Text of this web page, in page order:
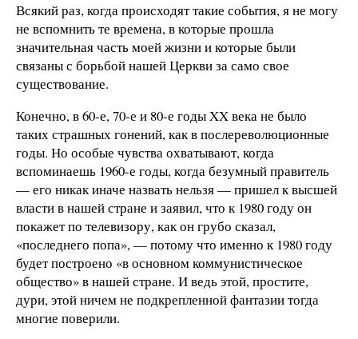
Всякий раз, когда происходят такие события, я не могу
не вспомнить те времена, в которые прошла
значительная часть моей жизни и которые были
связаны с борьбой нашей Церкви за само свое
существование.
Конечно, в 60-е, 70-е и 80-е годы XX века не было
таких страшных гонений, как в послереволюционные
годы. Но особые чувства охватывают, когда
вспоминаешь 1960-е годы, когда безумный правитель
— его никак иначе назвать нельзя — пришел к высшей
власти в нашей стране и заявил, что к 1980 году он
покажет по телевизору, как он грубо сказал,
«последнего попа», — потому что именно к 1980 году
будет построено «в основном коммунистическое
общество» в нашей стране. И ведь этой, простите,
дури, этой ничем не подкрепленной фантазии тогда
многие поверили.